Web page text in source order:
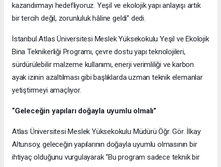
kazandırmayı hedefliyoruz. Yeşil ve ekolojik yapı anlayışı artık
bir tercih değil, zorunluluk hâline geldi” dedi.
İstanbul Atlas Üniversitesi Meslek Yüksekokulu Yeşil ve Ekolojik
Bina Teknikerliği Programı, çevre dostu yapı teknolojileri,
sürdürülebilir malzeme kullanımı, enerji verimliliği ve karbon
ayak izinin azaltılması gibi başlıklarda uzman teknik elemanlar
yetiştirmeyi amaçlıyor.
“Geleceğin yapıları doğayla uyumlu olmalı”
Atlas Üniversitesi Meslek Yüksekokulu Müdürü Öğr. Gör. İlkay
Altunsoy, geleceğin yapılarının doğayla uyumlu olmasının bir
ihtiyaç olduğunu vurgulayarak “Bu program sadece teknik bir